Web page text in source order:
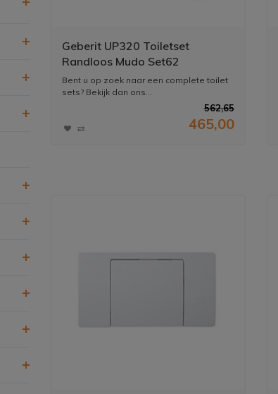
Geberit UP320 Toiletset
Randloos Mudo Set62
Bent u op zoek naar een complete toilet
sets? Bekijk dan ons...
562,65
465,00